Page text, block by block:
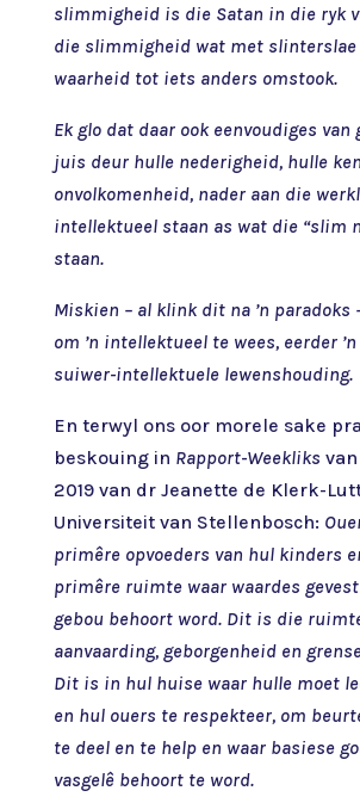
slimmigheid is die Satan in die ryk
die slimmigheid wat met
waarheid tot iets anders omstook.
Ek glo dat daar ook eenvoudiges van
juis deur hulle nederigheid, hulle
onvolkomenheid, nader aan die
intellektueel staan as wat die “slim
staan.
Miskien – al klink dit na ’n paradoks
om ’n intellektueel te wees, eerder ’n
suiwer-intellektuele lewenshouding.
En terwyl ons oor morele sake
beskouing in Rapport-Weekliks
2019 van dr Jeanette de Klerk-
Universiteit van Stellenbosch:
primêre opvoeders van hul kinders
primêre ruimte waar waardes
gebou behoort word. Dit is die
aanvaarding, geborgenheid en
Dit is in hul huise waar hulle moet
en hul ouers te respekteer, om
te deel en te help en waar basiese
vasgelê behoort te word.